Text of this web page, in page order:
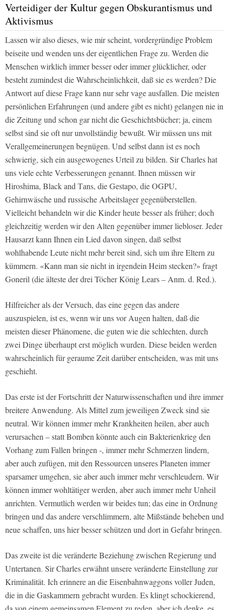
Verteidiger der Kultur gegen Obskurantismus und
Aktivismus
Lassen wir also dieses, wie mir scheint, vordergründige Problem
beiseite und wenden uns der eigentlichen Frage zu. Werden die
Menschen wirklich immer besser oder immer glücklicher, oder
besteht zumindest die Wahrscheinlichkeit, daß sie es werden? Die
Antwort auf diese Frage kann nur sehr vage ausfallen. Die meisten
persönlichen Erfahrungen (und andere gibt es nicht) gelangen nie in
die Zeitung und schon gar nicht die Geschichtsbücher; ja, einem
selbst sind sie oft nur unvollständig bewußt. Wir müssen uns mit
Verallgemeinerungen begnügen. Und selbst dann ist es noch
schwierig, sich ein ausgewogenes Urteil zu bilden. Sir Charles hat
uns viele echte Verbesserungen genannt. Ihnen müssen wir
Hiroshima, Black and Таns, die Gestapo, die OGPU,
Gehirnwäsche und russische Arbeitslager gegenüberstellen.
Vielleicht behandeln wir die Kinder heute besser als früher; doch
gleichzeitig werden wir den Alten gegenüber immer liebloser. Jeder
Hausarzt kann Ihnen ein Lied davon singen, daß selbst
wohlhabende Leute nicht mehr bereit sind, sich um ihre Eltern zu
kümmern. «Kann man sie nicht in irgendein Heim stecken?» fragt
Goneril (die älteste der drei Töcher König Lears – Anm. d. Red.).
Hilfreicher als der Versuch, das eine gegen das andere
auszuspielen, ist es, wenn wir uns vor Augen halten, daß die
meisten dieser Phänomene, die guten wie die schlechten, durch
zwei Dinge überhaupt erst möglich wurden. Diese beiden werden
wahrscheinlich für geraume Zeit darüber entscheiden, was mit uns
geschieht.
Das erste ist der Fortschritt der Naturwissenschaften und ihre immer
breitere Anwendung. Als Mittel zum jeweiligen Zweck sind sie
neutral. Wir können immer mehr Krankheiten heilen, aber auch
verursachen – statt Bomben könnte auch ein Bakterienkrieg den
Vorhang zum Fallen bringen -, immer mehr Schmerzen lindern,
aber auch zufügen, mit den Ressourcen unseres Planeten immer
sparsamer umgehen, sie aber auch immer mehr verschleudern. Wir
können immer wohltätiger werden, aber auch immer mehr Unheil
anrichten. Vermutlich werden wir beides tun; das eine in Ordnung
bringen und das andere verschlimmern, alte Mißstände beheben und
neue schaffen, uns hier besser schützen und dort in Gefahr bringen.
Das zweite ist die veränderte Beziehung zwischen Regierung und
Untertanen. Sir Charles erwähnt unsere veränderte Einstellung zur
Kriminalität. Ich erinnere an die Eisenbahnwaggons voller Juden,
die in die Gaskammern gebracht wurden. Es klingt schockierend,